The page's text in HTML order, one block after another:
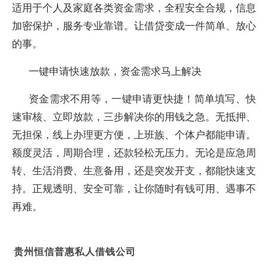
适用于个人及家庭各类资金需求，全程安全合规，信息
加密保护，服务专业靠谱。让借贷变成一件简单、放心
的事。
一键申请快速放款，资金需求马上解决
资金需求不用等，一键申请更快捷！简单填写、快
速审核、立即放款，三步解决你的用钱之急。无抵押、
无担保，线上办理更方便，上班族、个体户都能申请。
额度灵活，周期合理，还款轻松无压力。无论是应急周
转、生活消费、生意备用，还是突发开支，都能快速支
持。正规透明、安全可靠，让你随时有钱可用、遇事不
再难。
贵州恒信普惠私人借钱公司